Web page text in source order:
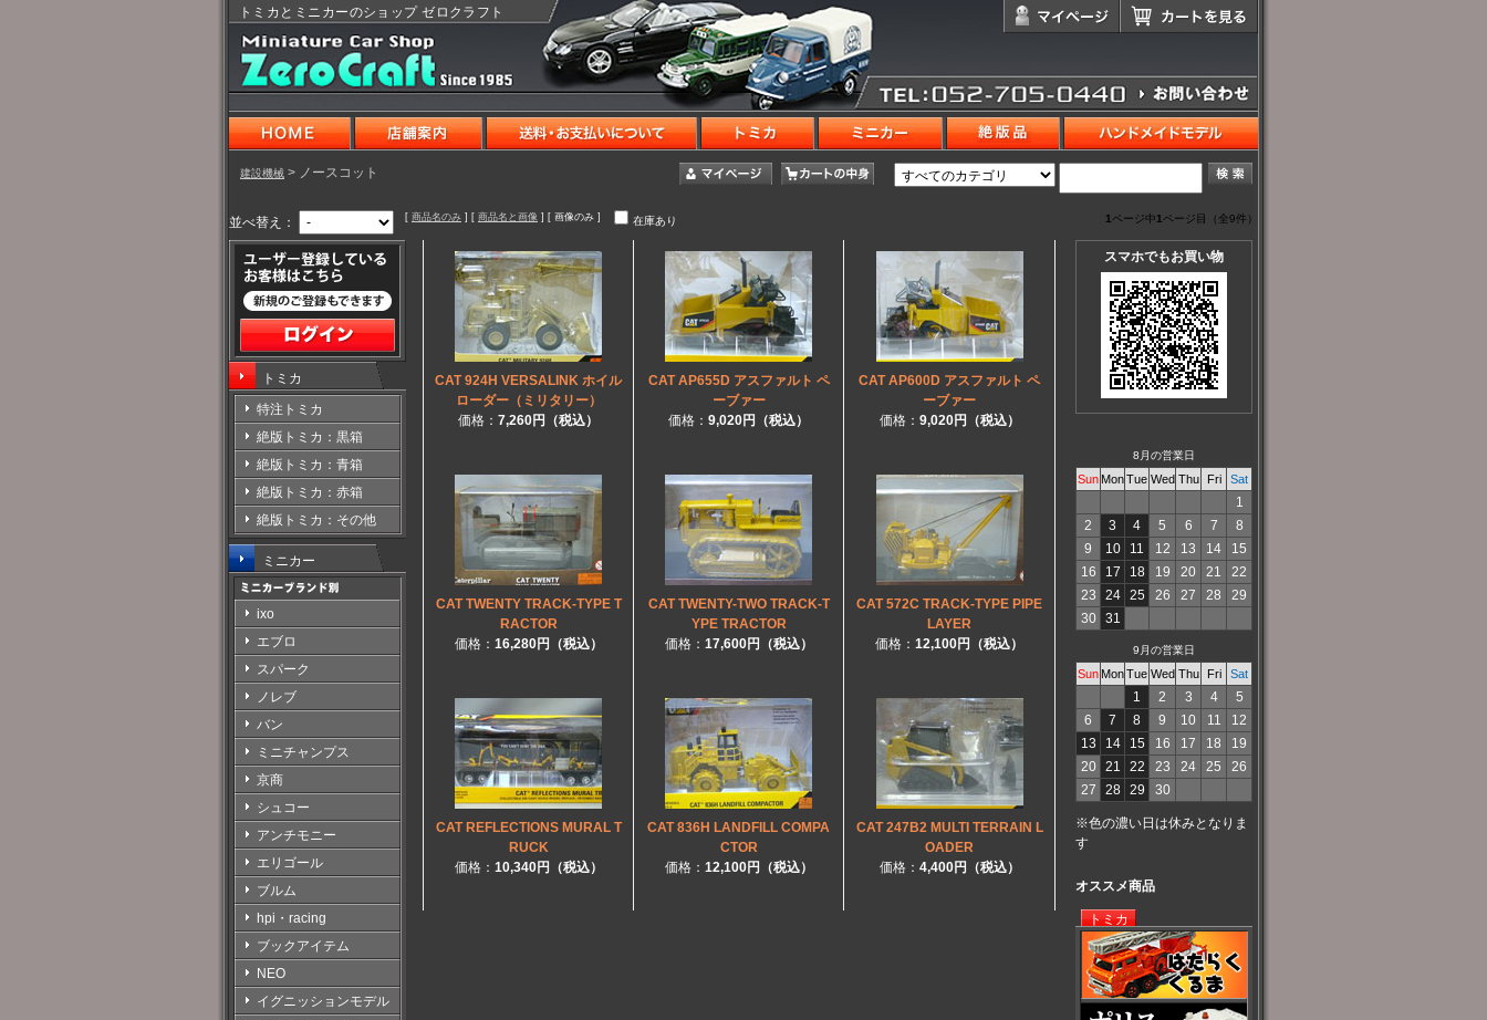
トミカとミニカーのショップ ゼロクラフト
建設機械 > ノースコット
並べ替え： [ 商品名のみ ] [ 商品名と画像 ] [ 画像のみ ] 在庫あり 1ページ中1ページ目（全9件）
CAT 924H VERSALINK ホイル
ローダー（ミリタリー）
価格： 7,260円（税込）
CAT AP655D アスファルト ペ
ーブァー
価格： 9,020円（税込）
CAT AP600D アスファルト ペ
ーブァー
価格： 9,020円（税込）
CAT TWENTY TRACK-TYPE T
RACTOR
価格： 16,280円（税込）
CAT TWENTY-TWO TRACK-T
YPE TRACTOR
価格： 17,600円（税込）
CAT 572C TRACK-TYPE PIPE
LAYER
価格： 12,100円（税込）
CAT REFLECTIONS MURAL T
RUCK
価格： 10,340円（税込）
CAT 836H LANDFILL COMPA
CTOR
価格： 12,100円（税込）
CAT 247B2 MULTI TERRAIN L
OADER
価格： 4,400円（税込）
トミカ
特注トミカ
絶版トミカ：黒箱
絶版トミカ：青箱
絶版トミカ：赤箱
絶版トミカ：その他
ミニカー
ixo
エブロ
スパーク
ノレブ
バン
ミニチャンプス
京商
シュコー
アンチモニー
エリゴール
ブルム
hpi・racing
ブックアイテム
NEO
イグニッションモデル
スマホでもお買い物
8月の営業日
Sun MonTue Wed Thu Fri Sat
1
2
3 4 5 6 7
8
9
10 11 12 13 14
15
16
17 18 19 20 21
22
23
24 25 26 27 28
29
30
31
9月の営業日
Sun MonTue Wed Thu Fri Sat
1 2 3 4
5
6
7 8 9 10 11
12
13
14 15 16 17 18
19
20
21 22 23 24 25
26
27
28 29 30
※色の濃い日は休みとなりま
す
オススメ商品
トミカ